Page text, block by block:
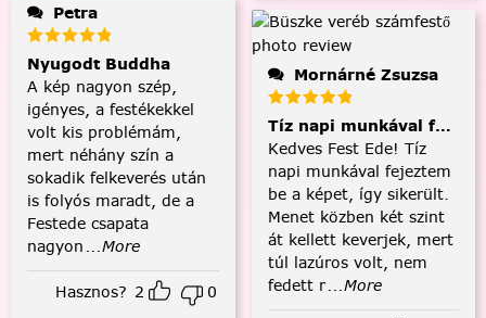
Petra
Nyugodt Buddha
A kép nagyon szép,
igényes, a festékekkel
volt kis problémám,
mert néhány szín a
sokadik felkeverés után
is folyós maradt, de a
Festede csapata
nagyon ...More
Hasznos? 2 0
Mornárné Zsuzsa
Tíz napi munkával
Kedves Fest Ede! Tíz
napi munkával fejeztem
be a képet, így sikerült.
Menet közben két szint
át kellett keverjek, mert
túl lazúros volt, nem
fedett r...More